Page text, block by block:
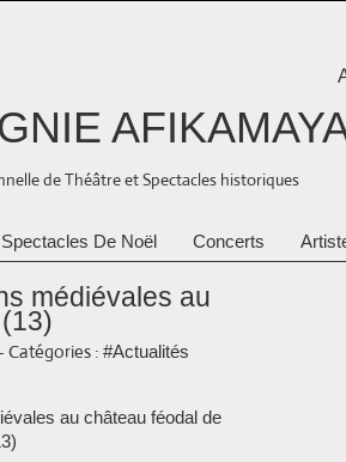
de Théâtre et Spectacles historiques
Spectacles De Noël Concerts
médiévales au
- Catégories : #Actualités